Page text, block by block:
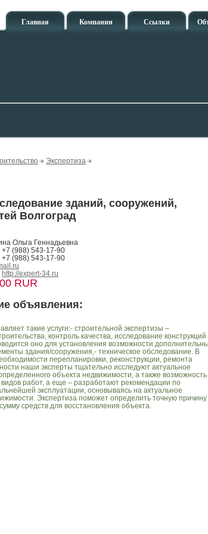
Главная Компании Ссылки
Экспертиза
зданий, сооружений,
Волгоград
Ольга Геннадьевна
+7 (988) 543-17-90
+7 (988) 543-17-90
http://expert-34.ru
RUR
объявления:
такие услуги:- строительной экспертизы –
контроль качества, исследование конструкций
оно для установления возможности
здания/сооружения,- техническое обследование. В
перепланировки, реконструкции, ремонта
наши эксперты тщательно исследуют актуальное
объекта недвижимости, а также возможность
видов работ, а еще – разработают рекомендации по
эксплуатации, основываясь на актуальное
Экспертиза поможет определить точную причину
средств для восстановления объекта.